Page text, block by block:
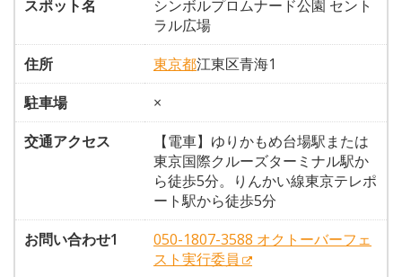
スポット名
シンボルプロムナード公園 セント
ラル広場
住所
東京都江東区青海1
駐車場
×
交通アクセス
【電車】ゆりかもめ台場駅または
東京国際クルーズターミナル駅か
ら徒歩5分。りんかい線東京テレポ
ート駅から徒歩5分
お問い合わせ1
050-1807-3588 オクトーバーフェ
スト実行委員